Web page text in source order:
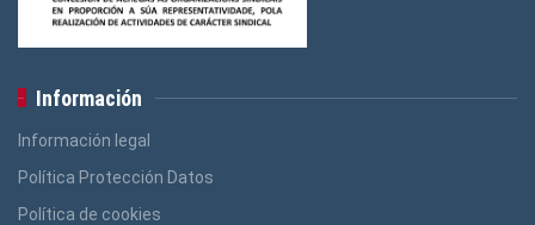
Información
Información legal
Política Protección Datos
Política de cookies